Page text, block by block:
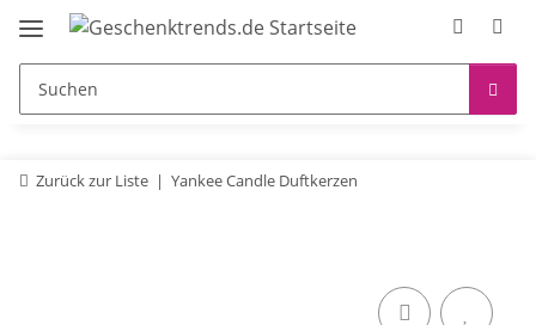
Zurück zur Liste Yankee Candle Duftkerzen